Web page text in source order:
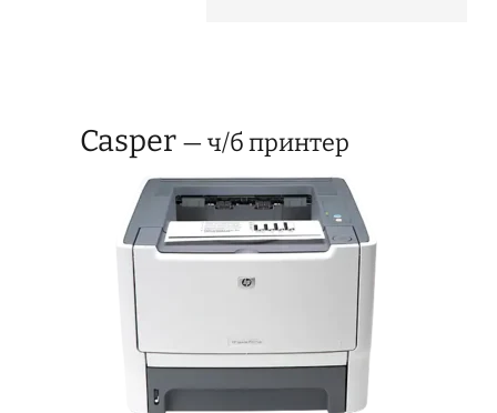
Casper — ч/б принтер